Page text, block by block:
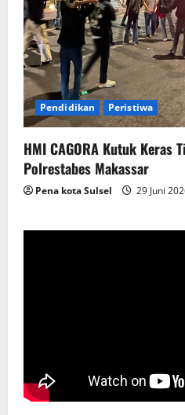
Pendidikan Peristiwa
HMI CAGORA Kutuk Keras
Polrestabes Makassar
Pena kota Sulsel 29 Juni